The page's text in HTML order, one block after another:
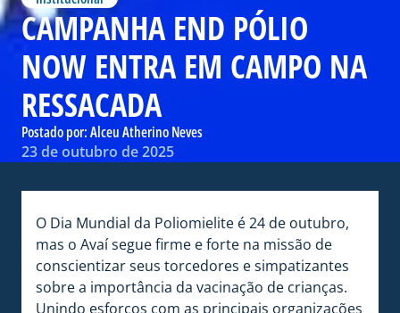
CAMPANHA END PÓLIO
NOW ENTRA EM CAMPO NA
RESSACADA
Postado por:Alceu Atherino Neves
23 de outubro de 2025
O Dia Mundial da Poliomielite é 24 de outubro,
mas o Avaí segue firme e forte na missão de
conscientizar seus torcedores e simpatizantes
sobre a importância da vacinação de crianças.
Unindo esforços com as principais organizações